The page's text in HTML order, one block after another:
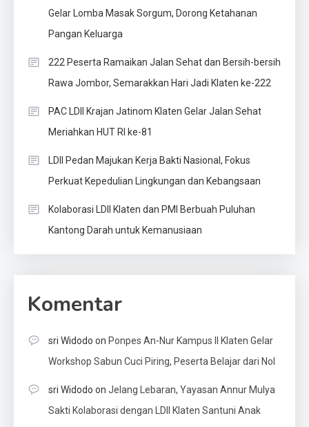
Gelar Lomba Masak Sorgum, Dorong Ketahanan
Pangan Keluarga
222 Peserta Ramaikan Jalan Sehat dan Bersih-bersih
Rawa Jombor, Semarakkan Hari Jadi Klaten ke-222
PAC LDII Krajan Jatinom Klaten Gelar Jalan Sehat
Meriahkan HUT RI ke-81
LDII Pedan Majukan Kerja Bakti Nasional, Fokus
Perkuat Kepedulian Lingkungan dan Kebangsaan
Kolaborasi LDII Klaten dan PMI Berbuah Puluhan
Kantong Darah untuk Kemanusiaan
Komentar
sri Widodo on Ponpes An-Nur Kampus II Klaten Gelar
Workshop Sabun Cuci Piring, Peserta Belajar dari Nol
sri Widodo on Jelang Lebaran, Yayasan Annur Mulya
Sakti Kolaborasi dengan LDII Klaten Santuni Anak